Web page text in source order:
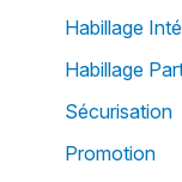
Habillage
Habillage
Sécurisation
Promotion